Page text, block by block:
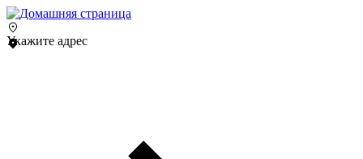
Укажите адрес